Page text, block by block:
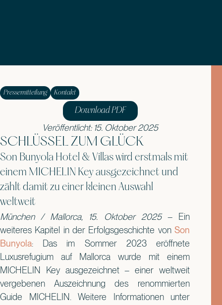
Pressemitteilung Kontakt
Download PDF
Veröffentlicht: 15. Oktober 2025
SCHLÜSSEL ZUM GLÜCK
Son Bunyola Hotel & Villas wird erstmals mit
einem MICHELIN Key ausgezeichnet und
zählt damit zu einer kleinen Auswahl
weltweit
München / Mallorca, 15. Oktober 2025 – Ein
weiteres Kapitel in der Erfolgsgeschichte vonSon
Bunyola: Das im Sommer 2023 eröffnete
Luxusrefugium auf Mallorca wurde mit einem
MICHELIN Key ausgezeichnet – einer weltweit
vergebenen Auszeichnung des renommierten
Guide MICHELIN. Weitere Informationen unter